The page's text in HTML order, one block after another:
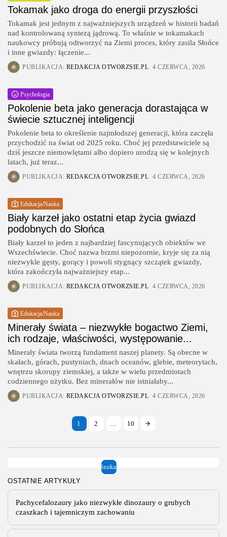
Tokamak jako droga do energii przyszłości
Tokamak jest jednym z najważniejszych urządzeń w historii badań
nad kontrolowaną syntezą jądrową. To właśnie w tokamakach
naukowcy próbują odtworzyć na Ziemi proces, który zasila Słońce
i inne gwiazdy: łączenie...
PUBLIKACJA: REDAKCJA OTWORZSIE.PL 4 CZERWCA, 2026
Psychologia
Pokolenie beta jako generacja dorastająca w
świecie sztucznej inteligencji
Pokolenie beta to określenie najmłodszej generacji, która zaczęła
przychodzić na świat od 2025 roku. Choć jej przedstawiciele są
dziś jeszcze niemowlętami albo dopiero urodzą się w kolejnych
latach, już teraz...
PUBLIKACJA: REDAKCJA OTWORZSIE.PL 4 CZERWCA, 2026
Edukacja/Nauka
Biały karzeł jako ostatni etap życia gwiazd
podobnych do Słońca
Biały karzeł to jeden z najbardziej fascynujących obiektów we
Wszechświecie. Choć nazwa brzmi niepozornie, kryje się za nią
niezwykle gęsty, gorący i powoli stygnący szczątek gwiazdy,
która zakończyła najważniejszy etap...
PUBLIKACJA: REDAKCJA OTWORZSIE.PL 4 CZERWCA, 2026
Edukacja/Nauka
Minerały świata – niezwykłe bogactwo Ziemi,
ich rodzaje, właściwości, występowanie...
Minerały świata tworzą fundament naszej planety. Są obecne w
skałach, górach, pustyniach, dnach oceanów, glebie, meteorytach,
wnętrzu skorupy ziemskiej, a także w wielu przedmiotach
codziennego użytku. Bez minerałów nie istniałaby...
PUBLIKACJA: REDAKCJA OTWORZSIE.PL 4 CZERWCA, 2026
1 2 … 10
Szukaj
OSTATNIE ARTYKUŁY
Pachycefalozaury jako niezwykłe dinozaury o grubych
czaszkach i tajemniczym zachowaniu